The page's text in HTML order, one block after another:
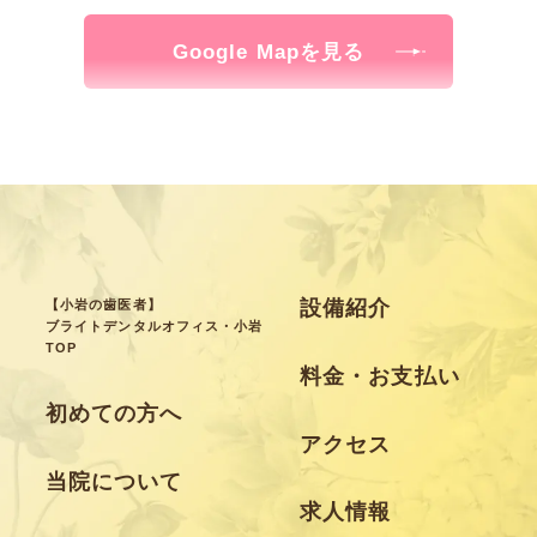
Google Mapを見る
【小岩の歯医者】
ブライトデンタルオフィス・小岩
TOP
初めての方へ
当院について
設備紹介
料金・お支払い
アクセス
求人情報